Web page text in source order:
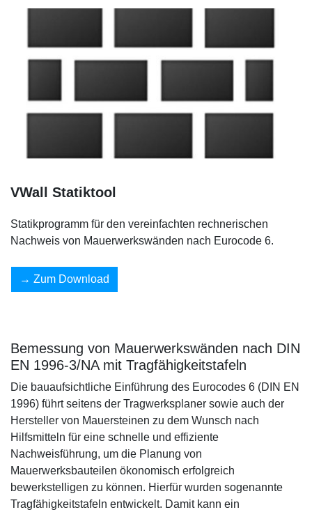
VWall Statiktool
Statikprogramm für den vereinfachten rechnerischen
Nachweis von Mauerwerkswänden nach Eurocode 6.
Zum Download
Bemessung von Mauerwerkswänden nach DIN
EN 1996-3/NA mit Tragfähigkeitstafeln
Die bauaufsichtliche Einführung des Eurocodes 6 (DIN EN
1996) führt seitens der Tragwerksplaner sowie auch der
Hersteller von Mauersteinen zu dem Wunsch nach
Hilfsmitteln für eine schnelle und effiziente
Nachweisführung, um die Planung von
Mauerwerksbauteilen ökonomisch erfolgreich
bewerkstelligen zu können. Hierfür wurden sogenannte
Tragfähigkeitstafeln entwickelt. Damit kann ein